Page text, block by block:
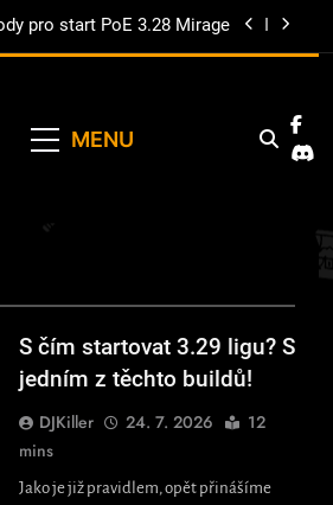
pro start PoE 3.28 Mirage
start Keepers of the Flame
pro start PoE 3.28 Mirage
start Keepers of the Flame
MENU
S čím startovat 3.29 ligu? S
jedním z těchto buildů!
DJKiller 24. 7. 2026
12
mins
Jako je již pravidlem, opět přinášíme